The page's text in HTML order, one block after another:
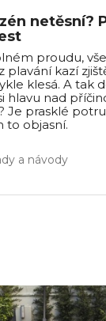
netěsní?
proudu,
plavání kazí
klesá. A tak
hlavu nad
Je prasklé
to objasní.
a návody